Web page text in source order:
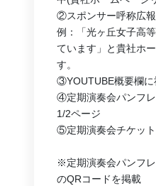
②スポンサー呼称広
例：「光ヶ丘女子高
ています」と貴社ホ
す。
③YOUTUBE概要欄に
④定期演奏会パンフ
1/2ページ
⑤定期演奏会チケッ
※定期演奏会パンフ
のQRコードを掲載